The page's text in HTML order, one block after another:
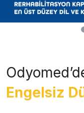
Engelsiz